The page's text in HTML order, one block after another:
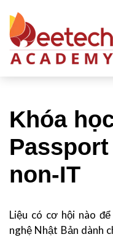
Khóa
non-IT
Liệu có cơ hội nào
nghệ Nhật Bản dành